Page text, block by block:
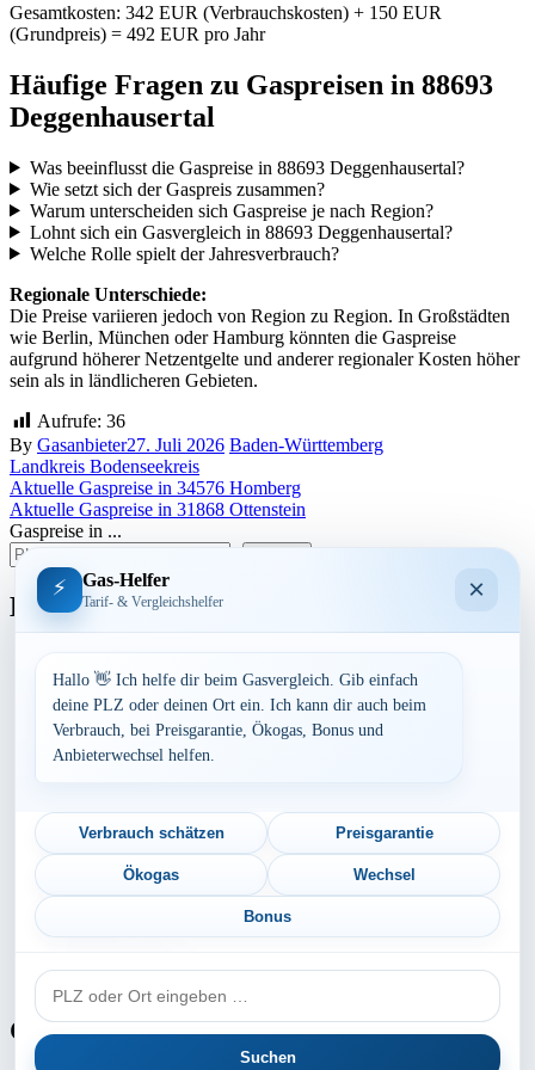
Gesamtkosten: 342 EUR (Verbrauchskosten) + 150 EUR
(Grundpreis) = 492 EUR pro Jahr
Häufige Fragen zu Gaspreisen in 88693
Deggenhausertal
Was beeinflusst die Gaspreise in 88693 Deggenhausertal?
Wie setzt sich der Gaspreis zusammen?
Warum unterscheiden sich Gaspreise je nach Region?
Lohnt sich ein Gasvergleich in 88693 Deggenhausertal?
Welche Rolle spielt der Jahresverbrauch?
Regionale Unterschiede:
Die Preise variieren jedoch von Region zu Region. In Großstädten
wie Berlin, München oder Hamburg könnten die Gaspreise
aufgrund höherer Netzentgelte und anderer regionaler Kosten höher
sein als in ländlicheren Gebieten.
Aufrufe: 36
By Gasanbieter27. Juli 2026 Baden-Württemberg
Landkreis Bodenseekreis
Beitragsnavigation
Aktuelle Gaspreise in 34576 Homberg
Aktuelle Gaspreise in 31868 Ottenstein
Gaspreise in ...
Bundesland
Bayern
Berlin
Brandenburg
Hamburg
Mecklenburg-Vorpommern
Niedersachsen
Nordrhein-Westfalen
Rheinland-Pfalz
Saarland
Sachsen-Anhalt
Gaspreis-Explosion
⚡ Gas-Helfer
Tarif- & Vergleichshelfer ×
Hallo 👋 Ich helfe dir beim Gasvergleich. Gib einfach
deine PLZ oder deinen Ort ein. Ich kann dir auch beim
Verbrauch, bei Preisgarantie, Ökogas, Bonus und
Anbieterwechsel helfen.
Verbrauch schätzen Preisgarantie
Ökogas Wechsel
Bonus
PLZ
oder
Ort
Suchen